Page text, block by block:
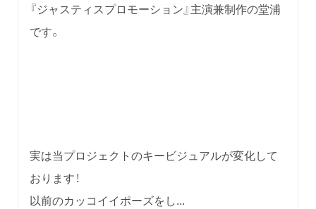
『ジャスティスプロモーション』主演兼制作の堂浦
です。
実は当プロジェクトのキービジュアルが変化して
おります！
以前のカッコイイポーズをし...